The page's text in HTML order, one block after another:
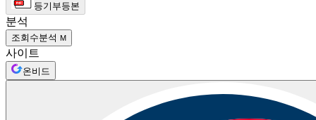
등기부등본
분석
조회수분석 M
사이트
온비드